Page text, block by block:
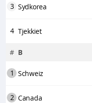
3 Sydkorea
4 Tjekkiet
# B
1 Schweiz
2 Canada